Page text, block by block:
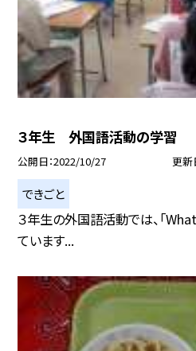
３年生 外国語活動の学習
公開日 2022/10/27 更新
できごと
３年生の外国語活動では、「
ています...